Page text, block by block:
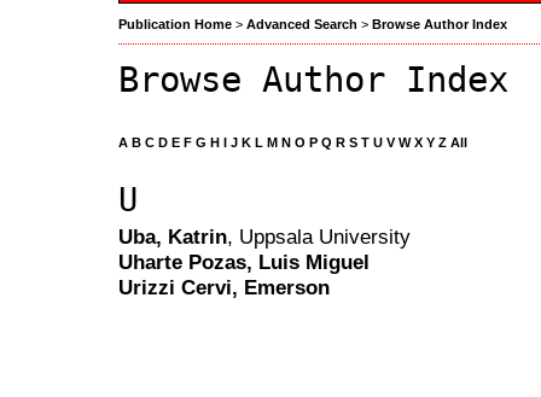
Publication Home > Advanced Search > Browse Author Index
Browse Author Index
A B C D E F G H I J K L M N O P Q R S T U V W X Y Z All
U
Uba, Katrin, Uppsala University
Uharte Pozas, Luis Miguel
Urizzi Cervi, Emerson